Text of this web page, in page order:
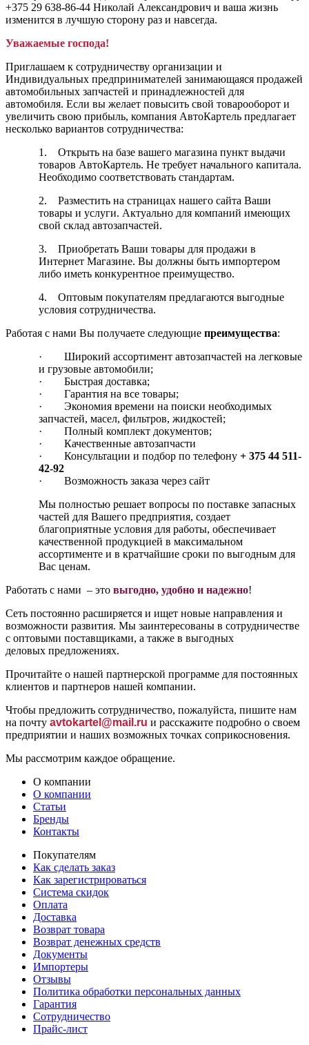
+375 29 638-86-44 Николай Александрович и ваша жизнь
изменится в лучшую сторону раз и навсегда.
Уважаемые господа!
Приглашаем к сотрудничеству организации и
Индивидуальных предпринимателей занимающаяся продажей
автомобильных запчастей и принадлежностей для
автомобиля. Если вы желает повысить свой товарооборот и
увеличить свою прибыль, компания АвтоКартель предлагает
несколько вариантов сотрудничества:
1. Открыть на базе вашего магазина пункт выдачи
товаров АвтоКартель. Не требует начального капитала.
Необходимо соответствовать стандартам.
2. Разместить на страницах нашего сайта Ваши
товары и услуги. Актуально для компаний имеющих
свой склад автозапчастей.
3. Приобретать Ваши товары для продажи в
Интернет Магазине. Вы должны быть импортером
либо иметь конкурентное преимущество.
4. Оптовым покупателям предлагаются выгодные
условия сотрудничества.
Работая с нами Вы получаете следующие преимущества:
· Широкий ассортимент автозапчастей на легковые
и грузовые автомобили;
· Быстрая доставка;
· Гарантия на все товары;
· Экономия времени на поиски необходимых
запчастей, масел, фильтров, жидкостей;
· Полный комплект документов;
· Качественные автозапчасти
· Консультации и подбор по телефону + 375 44 511-
42-92
· Возможность заказа через сайт
Мы полностью решает вопросы по поставке запасных
частей для Вашего предприятия, создает
благоприятные условия для работы, обеспечивает
качественной продукцией в максимальном
ассортименте и в кратчайшие сроки по выгодным для
Вас ценам.
Работать с нами – это выгодно, удобно и надежно!
Сеть постоянно расширяется и ищет новые направления и
возможности развития. Мы заинтересованы в сотрудничестве
с оптовыми поставщиками, а также в выгодных
деловых предложениях.
Прочитайте о нашей партнерской программе для постоянных
клиентов и партнеров нашей компании.
Чтобы предложить сотрудничество, пожалуйста, пишите нам
на почту avtokartel@mail.ru и расскажите подробно о своем
предприятии и наших возможных точках соприкосновения.
Мы рассмотрим каждое обращение.
О компании
О компании
Статьи
Бренды
Контакты
Покупателям
Как сделать заказ
Как зарегистрироваться
Система скидок
Оплата
Доставка
Возврат товара
Возврат денежных средств
Документы
Импортеры
Отзывы
Политика обработки персональных данных
Гарантия
Сотрудничество
Прайс-лист